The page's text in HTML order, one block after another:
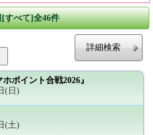
報[すべて]全46件
詳細検索
ポイント合戦2026』
(日)
(土)